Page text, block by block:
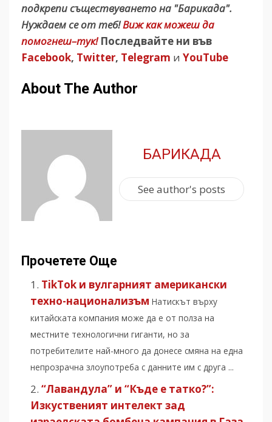
подкрепи съществуването на "Барикада".
Нуждаем се от теб!Виж как можеш да
помогнеш–тук! Последвайте ни във
Facebook, Twitter, Telegram и YouTube
About The Author
БАРИКАДА
See author's posts
Прочетете Още
TikTok и вулгарният американски
техно-национализъм Натискът върху
китайската компания може да е от полза на
местните технологични гиганти, но за
потребителите най-много да донесе смяна на една
непрозрачна злоупотреба с данните им с друга ...
“Лавандула” и “Къде е татко?”:
Изкуственият интелект зад